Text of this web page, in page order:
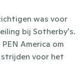
was voor
bij Sotherby's.
America om
strijden voor het